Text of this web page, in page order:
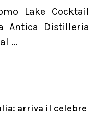
Lake Cocktail
Antica Distilleria
...
arriva il celebre